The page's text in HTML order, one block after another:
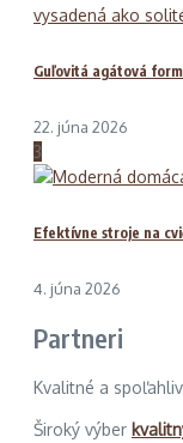
Guľovitá agátová
22. júna 2026
3
Efektívne stroje na
4. júna 2026
Partneri
Kvalitné a
Široký výber